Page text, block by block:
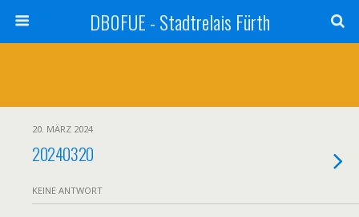
DB0FUE - Stadtrelais Fürth
20. MÄRZ 2024
20240320
KEINE ANTWORT